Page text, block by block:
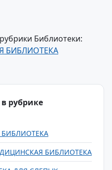
Библиотеки:
БИБЛИОТЕКА
рубрике
БИБЛИОТЕКА
БИБЛИОТЕКА